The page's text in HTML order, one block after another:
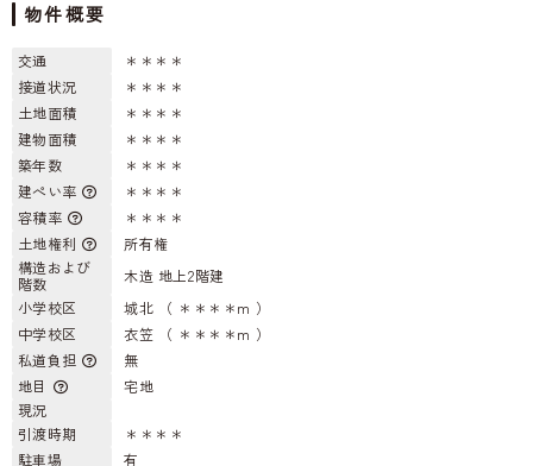
物件概要
交通
＊＊＊＊
接道状況
＊＊＊＊
土地面積
＊＊＊＊
建物面積
＊＊＊＊
築年数
＊＊＊＊
建ぺい率
＊＊＊＊
容積率
＊＊＊＊
土地権利
所有権
構造および
階数
木造 地上2階建
小学校区
城北 （ ＊＊＊＊m ）
中学校区
衣笠 （ ＊＊＊＊m ）
私道負担
無
地目
宅地
現況
引渡時期
＊＊＊＊
駐車場
有